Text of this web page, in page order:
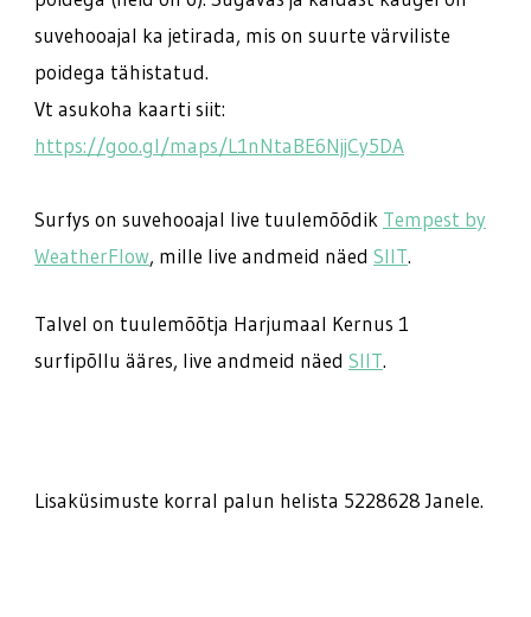
suvehooajal ka jetirada, mis on suurte värviliste
poidega tähistatud.
Vt asukoha kaarti siit:
https://goo.gl/maps/L1nNtaBE6NjjCy5DA
Surfys on suvehooajal live tuulemõõdik Tempest by
WeatherFlow, mille live andmeid näed SIIT.
Talvel on tuulemõõtja Harjumaal Kernus 1
surfipõllu ääres, live andmeid näed SIIT.
Lisaküsimuste korral palun helista 5228628 Janele.